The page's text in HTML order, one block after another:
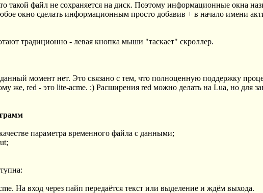
такой файл не сохраняется на диск. Поэтому информационные окна
окно сделать информационным просто добавив + в начало имени
традиционно - левая кнопка мыши "таскает" скроллер.
момент нет. Это связано с тем, что полноценную поддержку
же, red - это lite-acme. :) Расширения red можно делать на Lua, но для
параметра временного файла с данными;
На вход через пайп передаётся текст или выделение и ждём выхода.